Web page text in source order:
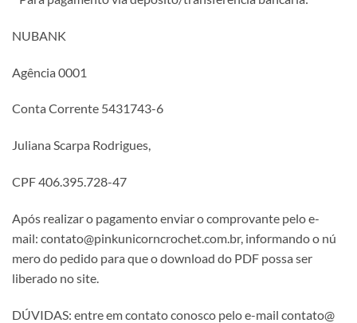
NUBANK
Agência 0001
Conta Corrente 5431743-6
Juliana Scarpa Rodrigues,
CPF406.395.728-47
Após realizaro pagamentoenviarocomprovante peloe-
mail: contato@pinkunicorncrochet.com.br, informandoo nú
merodo pedido para queodownload do PDF possa ser
liberado nosite.
DÚVIDAS: entreemcontatoconosco peloe-mail contato@